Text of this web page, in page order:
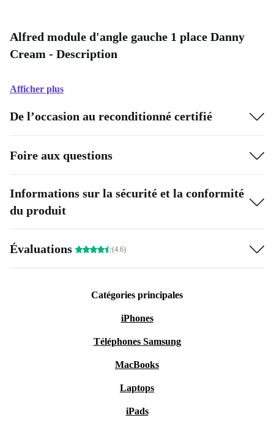
Alfred module d'angle gauche 1 place Danny
Cream - Description
Afficher plus
De l’occasion au reconditionné certifié
Foire aux questions
Informations sur la sécurité et la conformité
du produit
Évaluations (4.6)
Catégories principales
iPhones
Téléphones Samsung
MacBooks
Laptops
iPads